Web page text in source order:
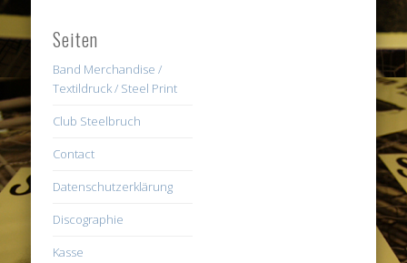
Seiten
Band Merchandise /
Textildruck / Steel Print
Club Steelbruch
Contact
Datenschutzerklärung
Discographie
Kasse